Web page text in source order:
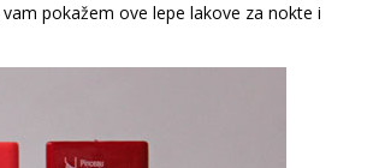
pokažem ove lepe lakove za nokte i